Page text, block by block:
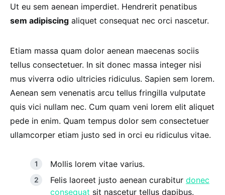
Ut eu sem aenean imperdiet. Hendrerit penatibus
sem adipiscing aliquet consequat nec orci nascetur.
Etiam massa quam dolor aenean maecenas sociis
tellus consectetuer. In sit donec massa integer nisi
mus viverra odio ultricies ridiculus. Sapien sem lorem.
Aenean sem venenatis arcu tellus fringilla vulputate
quis vici nullam nec. Cum quam veni lorem elit aliquet
pede in enim. Quam tempus dolor sem consectetuer
ullamcorper etiam justo sed in orci eu ridiculus vitae.
Mollis lorem vitae varius.
Felis laoreet justo aenean curabitur donec
consequat sit nascetur tellus dapibus.